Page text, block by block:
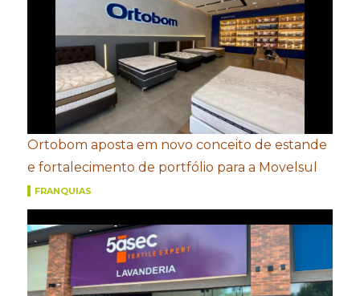
Ortobom aposta em novo conceito de estande
e fortalecimento de portfólio para a Movelsul
FRANQUIAS